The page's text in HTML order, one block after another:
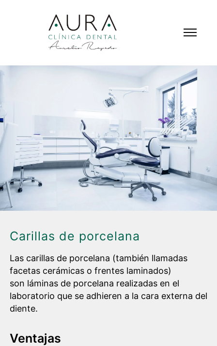
Carillas de porcelana
Las carillas de porcelana (también llamadas
facetas cerámicas o frentes laminados)
son láminas de porcelana realizadas en el
laboratorio que se adhieren a la cara externa del
diente.
Ventajas